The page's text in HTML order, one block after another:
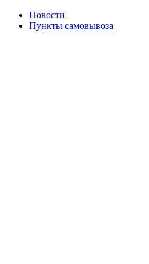
Новости
Пункты самовывоза